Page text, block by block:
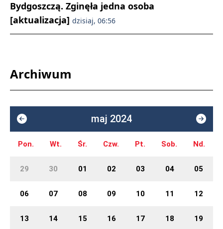
Bydgoszczą. Zginęła jedna osoba
[aktualizacja] dzisiaj, 06:56
Archiwum
maj 2024
Pon. Wt. Śr. Czw. Pt. Sob. Nd.
29 30 01 02 03 04 05
06 07 08 09 10 11 12
13 14 15 16 17 18 19